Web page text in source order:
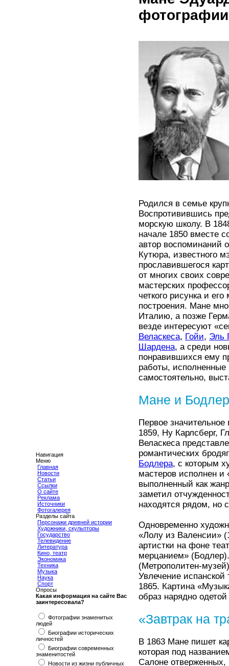
Навигация
Меню
Главная
Новости
Статьи
Ссылки
О сайте
Реклама
Источники
Фотогалерея
Разделы сайта
Персонажи древней истории
Художники, скульпторы
Государство
Телевидение
Литература
Кино, театр
Экономика
Техника
Музыка
Наука
Спорт
Опросы
Какая информация на сайте Вас
заинтересовала?
Фотографии знаменитых
людей
Биографии исторических
личностей
Биографии современных
знаменитостей
Новости из жизни публичных
Родился в семье
Воспротивившись
морскую школу. В
начале 1850 вместе
автор воспоминаний
Кутюра, известного
прославившегося
от многих своих
мастерских
четкого рисунка и
построения. Мане
Италию, а позже
везде интересуют
Веласкеса, Гойи, Эль
Шардена, а среди
понравившихся ему
работы, исполненные
самостоятельно,
Мане и
Первое
1859, Ну Карлсберг,
Веласкеса
романтических
Бодлера, с которым
мастеров исполнен и
выполненный как
заметил
находятся рядом, но
Одновременно
«Лолу из Валенсии»
артистки на фоне
мерцанием» (Бодлер).
(Метрополитен-
Увлечение
1865. Картина
образ нарядно
«Завтрак на
В 1863 Мане пишет
которая под
Салоне отверженных,